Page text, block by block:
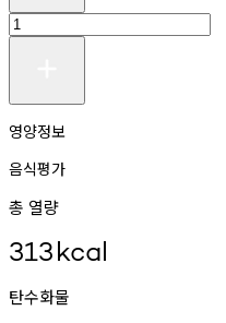
영양정보
음식평가
총 열량
313kcal
탄수화물